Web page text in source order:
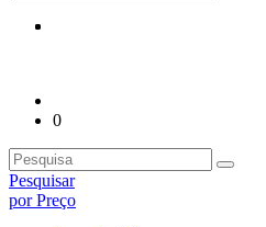
0
Pesquisar
por Preço